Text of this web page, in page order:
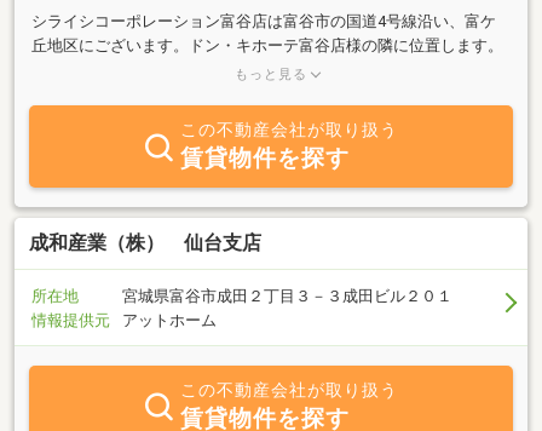
シライシコーポレーション富谷店は富谷市の国道4号線沿い、富ケ
丘地区にございます。ドン・キホーテ富谷店様の隣に位置します。
富谷市は「住みやすい町日本一富谷」を掲げ、更なる発展都市とし
他各種お困りごと）など親身に対応して参ります。店内は明るく入
りやすく、親しみのあるスタッフ一同で皆さんのお越しをお待ちし
もっと見る
この不動産会社が取り扱う
賃貸物件を探す
成和産業（株） 仙台支店
所在地
宮城県富谷市成田２丁目３－３成田ビル２０１
情報提供元
アットホーム
この不動産会社が取り扱う
賃貸物件を探す